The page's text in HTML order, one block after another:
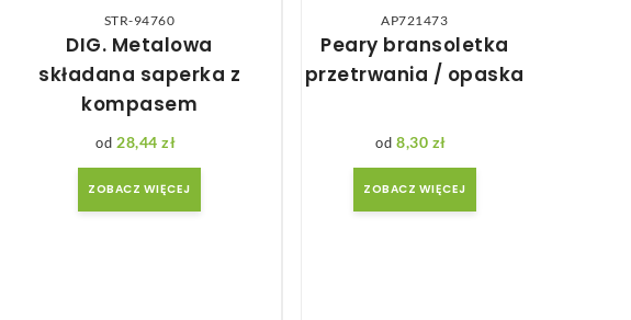
STR-94760
DIG. Metalowa
składana saperka z
kompasem
28,44zł
ZOBACZ WIĘCEJ
AP721473
Peary bransoletka
przetrwania / opaska
8,30 zł
ZOBACZ WIĘCEJ